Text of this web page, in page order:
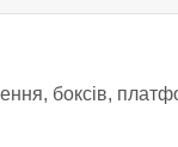
боксів,